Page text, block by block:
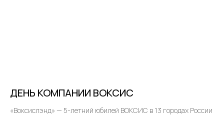
ДЕНЬ КОМПАНИИ ВОКСИС
«Воксислэнд» — 5-летний юбилей ВОКСИС в 13 городах России